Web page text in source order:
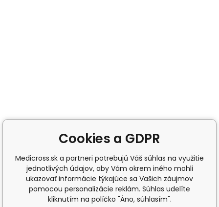
Cookies a GDPR
Medicross.sk a partneri potrebujú Váš súhlas na využitie
jednotlivých údajov, aby Vám okrem iného mohli
ukazovať informácie týkajúce sa Vašich záujmov
pomocou personalizácie reklám. Súhlas udelíte
kliknutím na políčko "Áno, súhlasím".